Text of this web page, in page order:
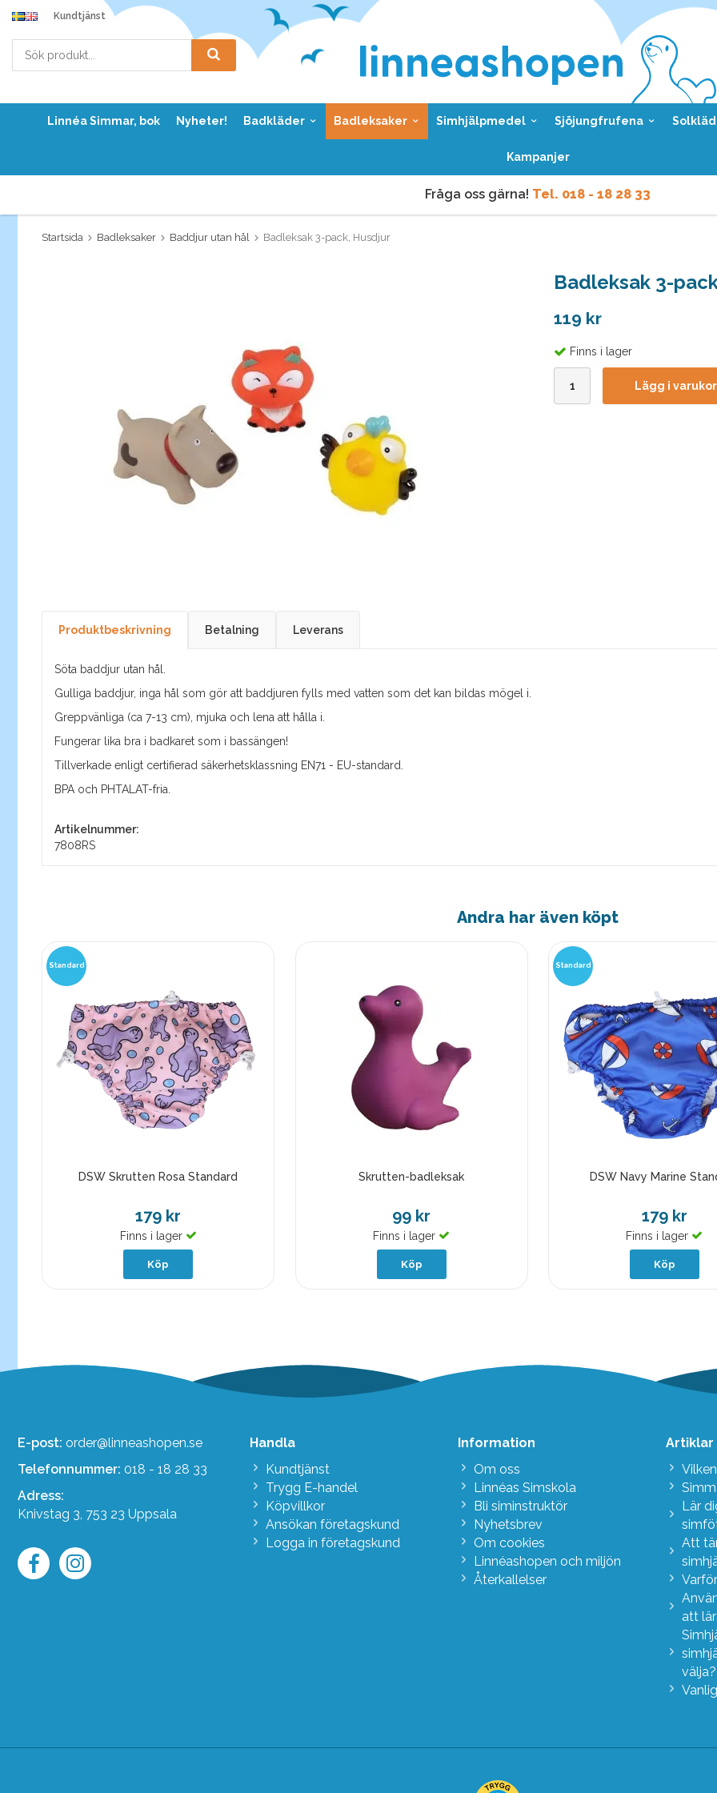
Kundtjänst
Linnéa Simmar, bok Nyheter! Badkläder Badleksaker Simhjälpmedel Sjöjungfrufena
Kampanjer
Fråga oss gärna! Tel. 018 - 18 28 33
Vi skickar samma dagvid order före kl 9 vardagar.
vid order före kl 9 vardagar.
Startsida Badleksaker Baddjur utan hål Badleksak 3-pack, Husdjur
Badleksak 3-
119 kr
Finns i lager
Lägg i
Produktbeskrivning Betalning Leverans
Söta baddjur utan hål.
Gulliga baddjur, inga hål som gör att baddjuren fylls med vatten som det kan bildas mögel i.
Greppvänliga (ca 7-13 cm), mjuka och lena att hålla i.
Fungerar lika bra i badkaret som i bassängen!
Tillverkade enligt certifierad säkerhetsklassning EN71 - EU-standard.
BPA och PHTALAT-fria.
Artikelnummer:
7808RS
Andra har även köpt
DSW Skrutten Rosa Standard
179 kr
Finns i lager
Köp
Standard
Skrutten-badleksak
99 kr
Finns i lager
Köp
DSW Navy Marine
179 kr
Finns i lager
Köp
Standard
E-post: order@linneashopen.se
Telefonnummer: 018 - 18 28 33
Adress:
Knivstag 3, 753 23 Uppsala
Handla
Kundtjänst
Trygg E-handel
Köpvillkor
Ansökan företagskund
Logga in företagskund
Information
Om oss
Linnéas Simskola
Bli siminstruktör
Nyhetsbrev
Om cookies
Linnéashopen och miljön
Återkallelser
Artiklar
Lär
Att
att